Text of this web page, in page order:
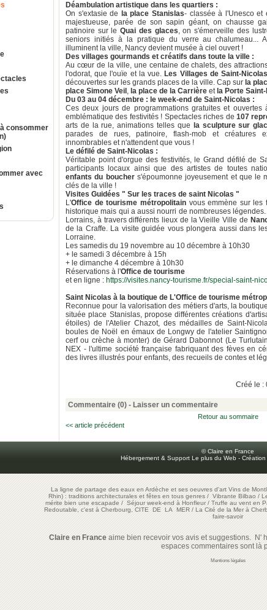
consommer
avec
Déambulation artistique dans les quartiers :
On s'extasie de
la place Stanislas- classée à l'Unesco et
majestueuse, parée de son sapin géant, on chausse
patinoire sur leQuai des glaces, on s'émerveille des
seniors initiés à la pratique du verre au chalumeau...
illuminent la ville, Nancy devient musée à ciel ouvert !
Des villages gourmands et créatifs dans toute la ville :
Au cœur de la ville, une centaine de chalets, des
l'odorat, que l'ouïe et la vue. Les Villages de Saint-Nicolas
découvertes sur les grands places de la ville. Cap sur la
place Simone Veil , la place de la Carrière et la Porte
Du 03 au 04 décembre : le week-end de Saint-Nicolas :
Ces deux jours de programmations gratuites et
emblématique des festivités ! Spectacles riches de 107
arts de la rue, animations telles que
la sculpture sur
parades de rues, patinoire, flash-mob et créatures
innombrables et n'attendent que vous !
Le défilé de Saint-Nicolas :
Véritable point d'orgue des festivités, le Grand défilé de
participants locaux ainsi que des artistes de toutes
enfants du boucher s'époumonne joyeusement et que le
clés de la ville !
Visites Guidées " Sur les traces de saint Nicolas "
L'Office de tourisme métropolitainvous emmène sur les
historique mais qui a aussi nourri de nombreuses
Lorrains, à travers différents lieux de la Vieille Ville de
de la Craffe. La visite guidée vous plongera aussi dans
Lorraine.
Les samedis du 19 novembre au 10 décembre à 10h30
+ le samedi 3 décembre à 15h
+ le dimanche 4 décembre à 10h30
Réservations à l'Office de tourisme
et en ligne : https://visites.nancy-tourisme.fr/special-saint-
Saint Nicolas à la boutique de L'Office de tourisme
Reconnue pour la valorisation des métiers d'arts, la
située place Stanislas, propose différentes créations
étoiles) de l'Atelier Chazot, des médailles de Saint-
boules de Noël en émaux de Longwy de l'atelier
cerf ou crèche à monter) de Gérard Dabonnot (Le
NEX - l'ultime société française fabriquant des fèves en
des livres illustrés pour enfants, des recueils de contes et
Créé le :
Commentaire (0) - Laisser un commentaire
Retour au sommaire
<< article précédent
© Claire en France
Hébergement & Support Le plus du Web -
La ligne de partage des eaux en Ardèche et ses oeuvres d'art Vins de
Rhin) : traditions architecturales et fêtes en tous genres/Vibrante Bilbao/
mérite bien une escapade/Séjour week-end à Honfleur/Truffe au vent en
Redoutable, c'est à Cherbourg, CITE DE LA MER/La Cité de la Mer à
faire-savoir
Claire en Franceaime bien recevoir vos avis et suggestions. N'
espaces commentaires sont là
Mentions légales